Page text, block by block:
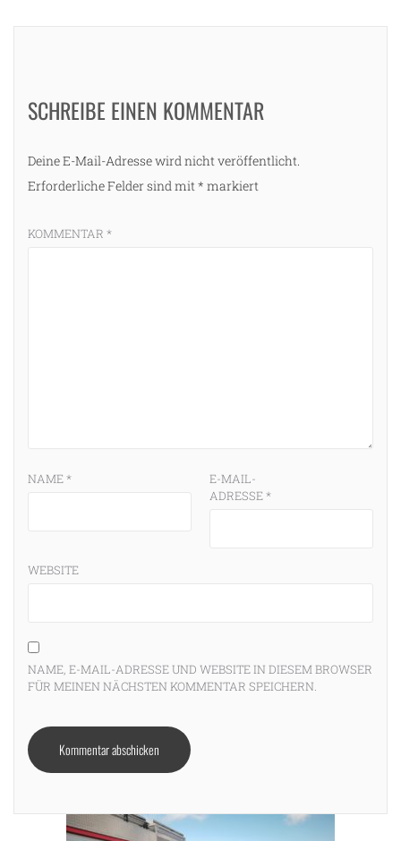
SCHREIBE EINEN KOMMENTAR
Deine E-Mail-Adresse wird nicht veröffentlicht.
Erforderliche Felder sind mit * markiert
KOMMENTAR *
NAME*
E-MAIL-
ADRESSE*
WEBSITE
NAME, E-MAIL-ADRESSE UND WEBSITE IN DIESEM BROWSER
FÜR MEINEN NÄCHSTEN KOMMENTAR SPEICHERN.